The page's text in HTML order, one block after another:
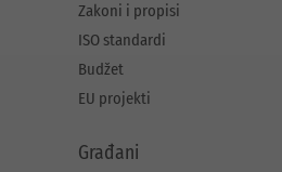
Zakoni i propisi
ISO standardi
Budžet
EU projekti
Građani